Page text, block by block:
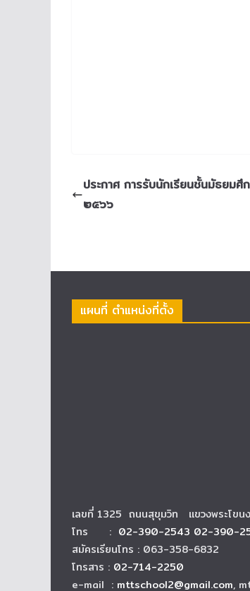
ประกาศ การรับนักเรียนชั้นมัธยม
๒๕๖๖
แผนที่ ตำแหน่งที่ตั้ง
เลขที่ 1325 ถนนสุขุมวิท แขวงพระโขน
โทร : 02-390-2543 02-390-
สมัครเรียนโทร : 063-358-6832
โทรสาร : 02-714-2250
e-mail : mttschool2@gmail.com,